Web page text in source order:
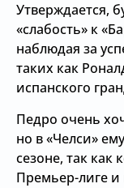
Утверждается,
«слабость» к
наблюдая за
таких как
испанского
Педро очень
но в «Челси»
сезоне, так как
Премьер-лиге и